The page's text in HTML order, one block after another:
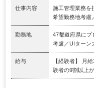
仕事内容
施工管理業務を
希望勤務地考慮
勤務地
47都道府県にプ
考慮／UIターン
給与
【経験者】 月
験者の9割以上